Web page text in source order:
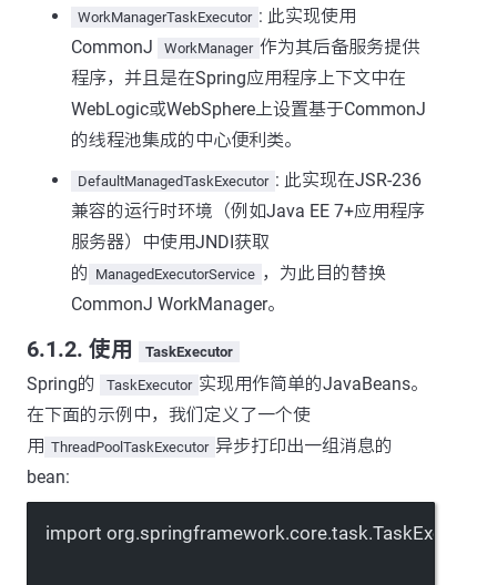
WorkManagerTaskExecutor : 此实现使用
CommonJ
WorkManager 作为其后备服务提供
程序，并且是在Spring应用程序上下文中在
WebLogic或WebSphere上设置基于CommonJ
的线程池集成的中心便利类。
DefaultManagedTaskExecutor : 此实现在JSR-236
兼容的运行时环境（例如Java EE 7+应用程序
服务器）中使用JNDI获取
的 ManagedExecutorService ，为此目的替换
CommonJ WorkManager。
6.1.2. 使用 TaskExecutor
Spring的 TaskExecutor 实现用作简单的JavaBeans。
在下面的示例中，我们定义了一个使
用 ThreadPoolTaskExecutor 异步打印出一组消息的
bean:
import org.springframework.core.task.TaskExecutor;